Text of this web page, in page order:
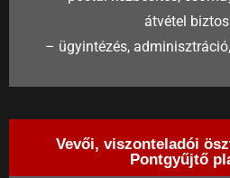
átvétel
– ügyintézés,
Vevői, viszonteladói
Pontgyűjtő